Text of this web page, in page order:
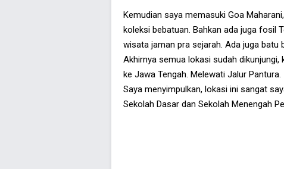
Kemudian saya memasuki Goa
koleksi bebatuan. Bahkan ada juga fosil
wisata jaman pra sejarah. Ada juga batu
Akhirnya semua lokasi sudah
ke Jawa Tengah. Melewati Jalur Pantura.
Saya menyimpulkan, lokasi ini sangat
Sekolah Dasar dan Sekolah Menengah